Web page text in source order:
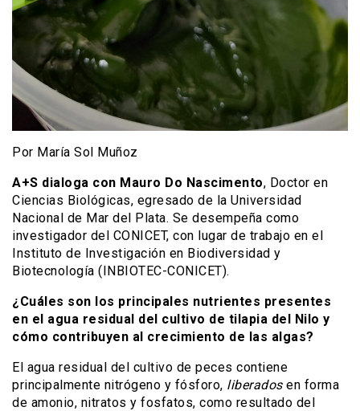
Por María Sol Muñoz
A+S dialoga con Mauro Do Nascimento, Doctor en
Ciencias Biológicas, egresado de la Universidad
Nacional de Mar del Plata. Se desempeña como
investigador del CONICET, con lugar de trabajo en el
Instituto de Investigación en Biodiversidad y
Biotecnología (INBIOTEC-CONICET).
¿Cuáles son los principales nutrientes presentes
en el agua residual del cultivo de tilapia del Nilo y
cómo contribuyen al crecimiento de las algas?
El agua residual del cultivo de peces contiene
principalmente nitrógeno y fósforo, liberadosen forma
de amonio, nitratos y fosfatos, como resultado del